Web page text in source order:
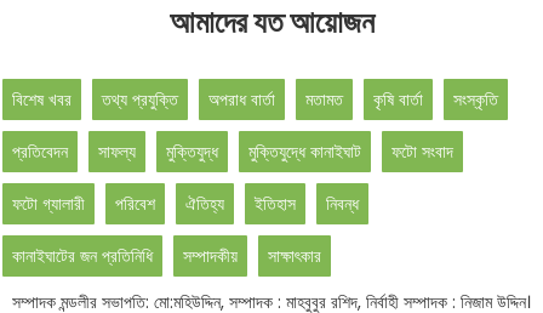
আমাদের যত আয়োজন
বিশেষ খবর তথ্য প্রযুক্তি অপরাধ বার্তা মতামত কৃষি বার্তা সংস্কৃতি
প্রতিবেদন সাফল্য মুক্তিযুদ্ধ মুক্তিযুদ্ধে কানাইঘাট ফটো সংবাদ
ফটো গ্যালারী পরিবেশ ঐতিহ্য ইতিহাস নিবন্ধ
কানাইঘাটের জন প্রতিনিধি সম্পাদকীয়
সাক্ষাৎকার
সম্পাদক মন্ডলীর সভাপতি: মো:মহিউদ্দিন, সম্পাদক : মাহবুবুর রশিদ, নির্বাহী সম্পাদক : নিজাম উদ্দিন।